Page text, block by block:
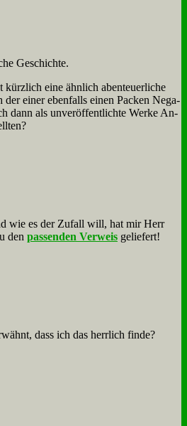
Ge­schich­te.
kürz­lich ei­ne ähn­lich aben­teu­er­li­che
der ei­ner eben­falls ei­nen Packen Ne­ga­
dann als un­ver­öf­fent­lich­te Wer­ke An­
wie es der Zu­fall will, hat mir Herr
den pas­sen­den Ver­weis ge­lie­fert!
dass ich das herr­lich fin­de?